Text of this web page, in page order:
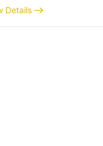
in
Details